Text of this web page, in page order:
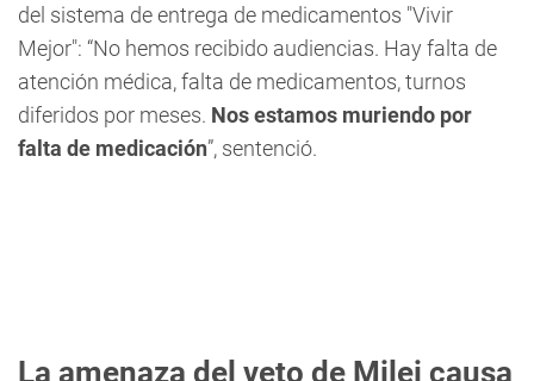
del sistema de entrega de medicamentos "Vivir
Mejor": “No hemos recibido audiencias. Hay falta de
atención médica, falta de medicamentos, turnos
diferidos por meses. Nos estamos muriendo por
falta de medicación”, sentenció.
La amenaza del veto de Milei causa